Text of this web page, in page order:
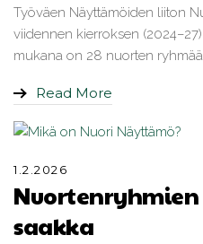
Työväen Näyttämöiden liiton
viidennen kierroksen
mukana on 28 nuorten ryhmää
Read More
1.2.2026
Nuortenryhmien
saakka